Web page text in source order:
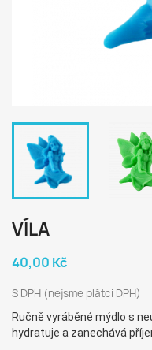
VÍLA
40,00 Kč
S DPH (nejsme plátci DPH)
Ručně vyráběné mýdlo s
hydratuje a zanechává